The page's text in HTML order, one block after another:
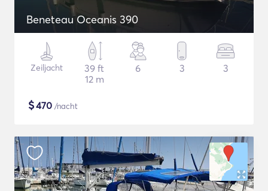
Beneteau Oceanis 390
Zeiljacht
39 ft
12 m
6 3 3
$470 /nacht